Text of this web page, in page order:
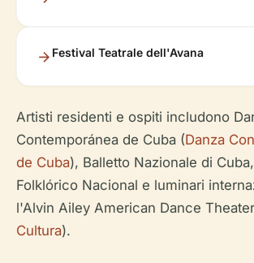
Festival Teatrale dell'Avana
Artisti residenti e ospiti includono
Contemporánea de Cuba (Danza
de Cuba), Balletto Nazionale di
Folklórico Nacional e luminari
l'Alvin Ailey American Dance
Cultura).